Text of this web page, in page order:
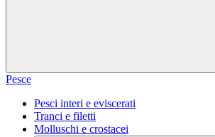
Pesce
Pesci interi e eviscerati
Tranci e filetti
Molluschi e crostacei